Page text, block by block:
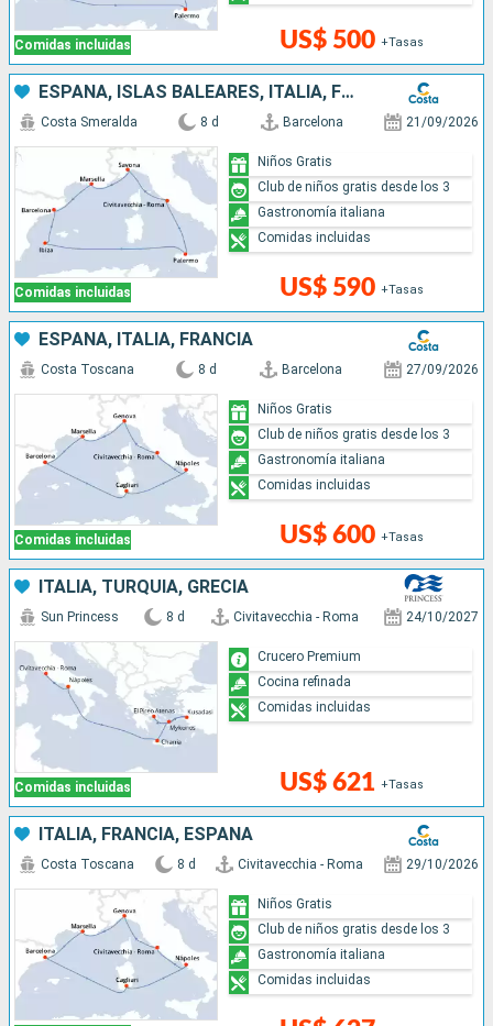
Comidas incluidas US$ 500 +Tasas
ESPAÑA, ISLAS BALEARES, ITALIA, FRANCIA
Comidas incluidas
Costa Smeralda 8 d Barcelona 21/09/2026
US$ 590 +Tasas
Niños Gratis
Club de niños gratis desde los 3
Gastronomía italiana
Comidas incluidas
ESPAÑA, ITALIA, FRANCIA
Comidas incluidas
Costa Toscana 8 d Barcelona 27/09/2026
US$ 600 +Tasas
Niños Gratis
Club de niños gratis desde los 3
Gastronomía italiana
Comidas incluidas
ITALIA, TURQUÍA, GRECIA
Comidas incluidas
Sun Princess 8 d Civitavecchia - Roma 24/10/2027
US$ 621 +Tasas
Crucero Premium
Cocina refinada
Comidas incluidas
ITALIA, FRANCIA, ESPAÑA
Costa Toscana 8 d Civitavecchia - Roma 29/10/2026
Niños Gratis
Club de niños gratis desde los 3
Gastronomía italiana
Comidas incluidas